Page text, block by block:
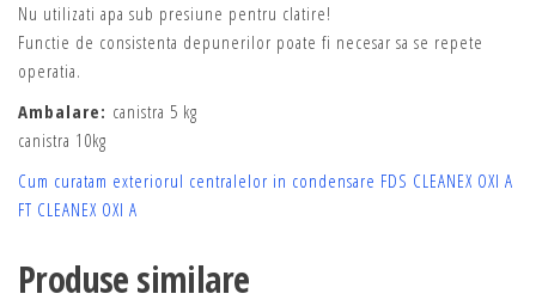
Nu utilizati apa sub presiune pentru clatire!
Functie de consistenta depunerilor poate fi necesar sa se repete
operatia.
Ambalare: canistra 5 kg
canistra 10kg
Cum curatam exteriorul centralelor in condensare FDS CLEANEX OXI A
FT CLEANEX OXI A
Produse similare